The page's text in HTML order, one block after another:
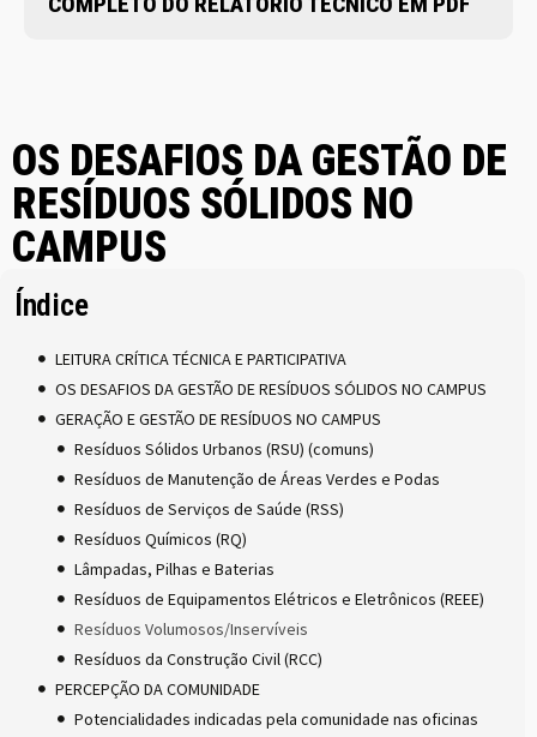
OS DESAFIOS DA GESTÃO DE
RESÍDUOS SÓLIDOS NO
CAMPUS
Índice
LEITURA CRÍTICA TÉCNICA E PARTICIPATIVA
OS DESAFIOS DA GESTÃO DE RESÍDUOS SÓLIDOS NO CAMPUS
GERAÇÃO E GESTÃO DE RESÍDUOS NO CAMPUS
Resíduos Sólidos Urbanos (RSU) (comuns)
Resíduos de Manutenção de Áreas Verdes e Podas
Resíduos de Serviços de Saúde (RSS)
Resíduos Químicos (RQ)
Lâmpadas, Pilhas e Baterias
Resíduos de Equipamentos Elétricos e Eletrônicos (REEE)
Resíduos Volumosos/Inservíveis
Resíduos da Construção Civil (RCC)
PERCEPÇÃO DA COMUNIDADE
Potencialidades indicadas pela comunidade nas oficinas